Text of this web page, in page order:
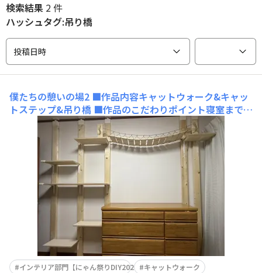
検索結果 2 件
ハッシュタグ:吊り橋
投稿日時
僕たちの憩いの場2 ■作品内容キャットウォーク&キャッ
トステップ&吊り橋 ■作品のこだわりポイント寝室までつ
いてきても遊び場が無かったのでタンスもステップに利用
したキャットウォークと吊り橋を作りました。吊り橋もハ
ンモック代わりになったりで気に入ってくれてます♡夜中
に駆け上がるのが日課ですww
インテリア部門【にゃん祭りDIY2026】キャットウォーク